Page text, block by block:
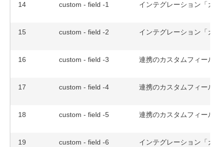
14 custom - field -1 インテグレーション「カ
15 custom - field -2 インテグレーション「カ
16 custom - field -3 連携のカスタムフィール
17 custom - field -4 連携のカスタムフィール
18 custom - field -5 連携のカスタムフィール
19 custom - field -6 インテグレーション「カ